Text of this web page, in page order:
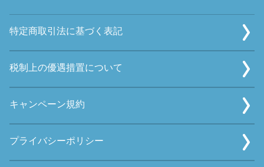
特定商取引法に基づく表記
税制上の優遇措置について
キャンペーン規約
プライバシーポリシー